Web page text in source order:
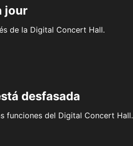
jour
de la Digital Concert Hall.
desfasada
funciones del Digital Concert Hall.